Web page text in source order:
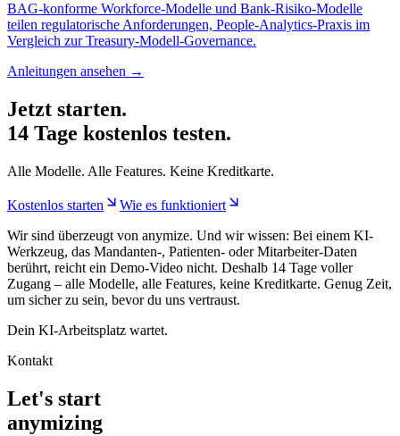
BAG-konforme Workforce-Modelle und Bank-Risiko-Modelle
teilen regulatorische Anforderungen, People-Analytics-Praxis im
Vergleich zur Treasury-Modell-Governance.
Anleitungen ansehen →
Jetzt starten.
14 Tage kostenlos testen.
Alle Modelle. Alle Features. Keine Kreditkarte.
Kostenlos starten
Wie es funktioniert
Wir sind überzeugt von anymize. Und wir wissen: Bei einem KI-
Werkzeug, das Mandanten-, Patienten- oder Mitarbeiter-Daten
berührt, reicht ein Demo-Video nicht. Deshalb 14 Tage voller
Zugang – alle Modelle, alle Features, keine Kreditkarte. Genug Zeit,
um sicher zu sein, bevor du uns vertraust.
Dein KI-Arbeitsplatz wartet.
Kontakt
Let's start
anymizing